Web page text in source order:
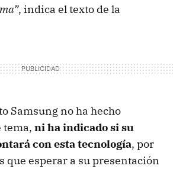
, indica el texto de la
Samsung no ha hecho
tema, ni ha indicado si su
con esta tecnología, por
que esperar a su presentación